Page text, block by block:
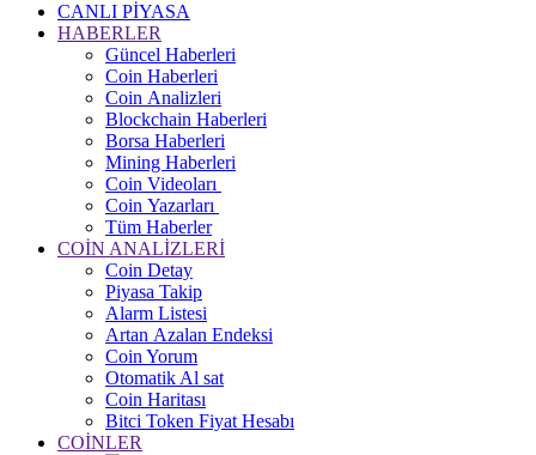
CANLI PİYASA
HABERLER
Güncel Haberleri
Coin Haberleri
Coin Analizleri
Blockchain Haberleri
Borsa Haberleri
Mining Haberleri
Coin Videoları
Coin Yazarları
Tüm Haberler
COİN ANALİZLERİ
Coin Detay
Piyasa Takip
Alarm Listesi
Artan Azalan Endeksi
Coin Yorum
Otomatik Al sat
Coin Haritası
Bitci Token Fiyat Hesabı
COİNLER